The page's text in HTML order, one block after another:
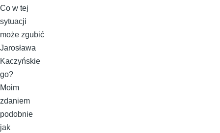
Co w tej
sytuacji
może zgubić
Jarosława
Kaczyńskie
go?
Moim
zdaniem
podobnie
jak